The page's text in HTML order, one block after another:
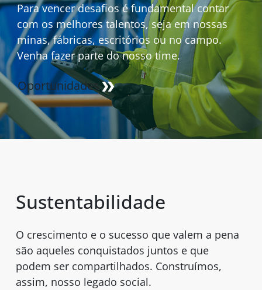
Para vencer desafios é fundamental contar
com os melhores talentos, seja em nossas
minas, fábricas, escritórios ou no campo.
Venha fazer parte do nosso time.
Oportunidades
Sustentabilidade
O crescimento e o sucesso que valem a pena
são aqueles conquistados juntos e que
podem ser compartilhados. Construímos,
assim, nosso legado social.